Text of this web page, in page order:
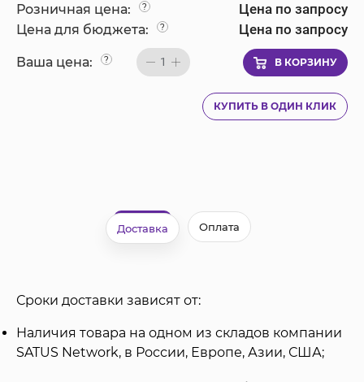
Розничная цена: ? Цена по запросу
Цена для бюджета: ? Цена по запросу
Ваша цена: ? 1 В КОРЗИНУ
КУПИТЬ В ОДИН КЛИК
Доставка Оплата
Сроки доставки зависят от:
Наличия товара на одном из складов компании
SATUS Network, в России, Европе, Азии, США;